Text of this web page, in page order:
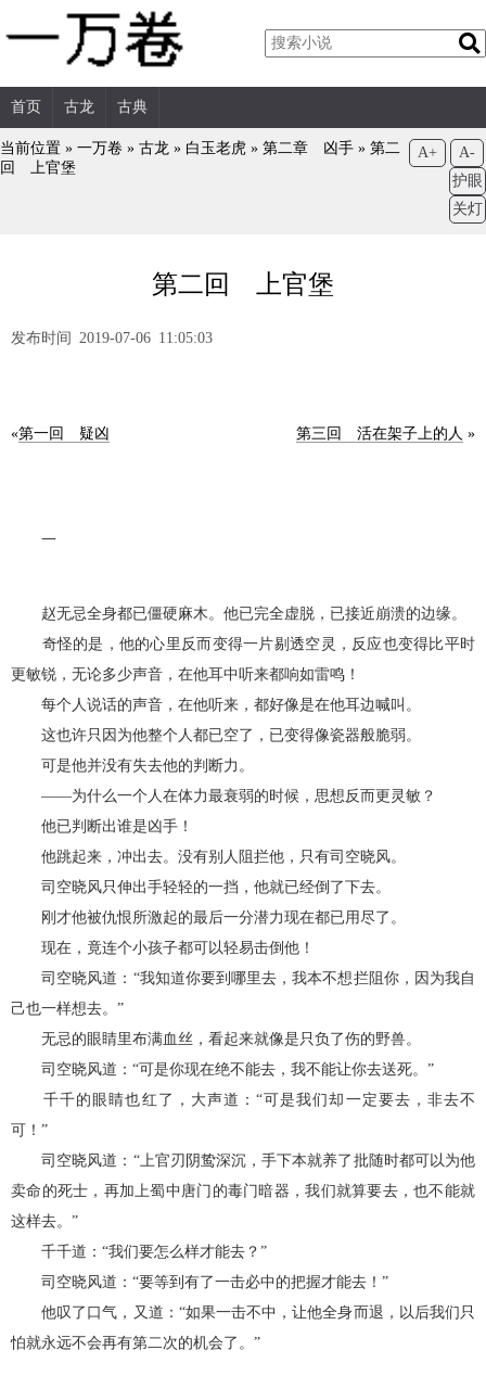
首页 古龙 古典
当前位置 » 一万卷 » 古龙 » 白玉老虎 » 第二章 凶手 » 第二
回 上官堡
A+
A-
护眼
关灯
第二回 上官堡
发布时间 2019-07-06 11:05:03
«第一回 疑凶 第三回 活在架子上的人 »
一
赵无忌全身都已僵硬麻木。他已完全虚脱，已接近崩溃的边缘。
奇怪的是，他的心里反而变得一片剔透空灵，反应也变得比平时
更敏锐，无论多少声音，在他耳中听来都响如雷鸣！
每个人说话的声音，在他听来，都好像是在他耳边喊叫。
这也许只因为他整个人都已空了，已变得像瓷器般脆弱。
可是他并没有失去他的判断力。
——为什么一个人在体力最衰弱的时候，思想反而更灵敏？
他已判断出谁是凶手！
他跳起来，冲出去。没有别人阻拦他，只有司空晓风。
司空晓风只伸出手轻轻的一挡，他就已经倒了下去。
刚才他被仇恨所激起的最后一分潜力现在都已用尽了。
现在，竟连个小孩子都可以轻易击倒他！
司空晓风道：“我知道你要到哪里去，我本不想拦阻你，因为我自
己也一样想去。”
无忌的眼睛里布满血丝，看起来就像是只负了伤的野兽。
司空晓风道：“可是你现在绝不能去，我不能让你去送死。”
千千的眼睛也红了，大声道：“可是我们却一定要去，非去不
可！”
司空晓风道：“上官刃阴鸷深沉，手下本就养了批随时都可以为他
卖命的死士，再加上蜀中唐门的毒门暗器，我们就算要去，也不能就
这样去。”
千千道：“我们要怎么样才能去？”
司空晓风道：“要等到有了一击必中的把握才能去！”
他叹了口气，又道：“如果一击不中，让他全身而退，以后我们只
怕就永远不会再有第二次的机会了。”